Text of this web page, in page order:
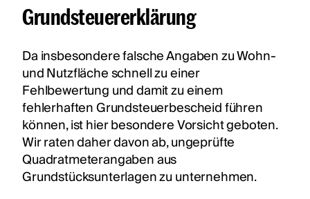
Grundsteuererklärung
Da insbesondere falsche Angaben zu Wohn-
und Nutzfläche schnell zu einer
Fehlbewertung und damit zu einem
fehlerhaften Grundsteuerbescheid führen
können, ist hier besondere Vorsicht geboten.
Wir raten daher davon ab, ungeprüfte
Quadratmeterangaben aus
Grundstücksunterlagen zu unternehmen.